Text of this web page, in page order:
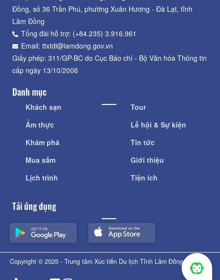
Đồng, số 36 Trần Phú, phường Xuân Hương - Đà Lạt, tỉnh
Lâm Đồng
Tổng đài hỗ trợ: (+84.235) 3.916.961
Email: ttxtdl@lamdong.gov.vn
Giấy phép: 311/GP-BC do Cục Báo chí - Bộ Văn hóa Thông tin
cấp ngày 13/10/2006
Danh mục
Khách sạn
Ẩm thực
Khám phá
Mua sắm
Lịch trình
Tour
Lễ hội & Sự kiện
Tin tức
Giới thiệu
Tiện ích
Tải ứng dụng
Copyright © 2025 - Trung tâm Xúc tiến Du lịch Tỉnh Lâm Đồng